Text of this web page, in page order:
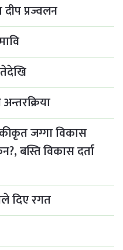
दीप प्रज्वलन
जग्गा विकास
बस्ति विकास दर्ता
दिए रगत